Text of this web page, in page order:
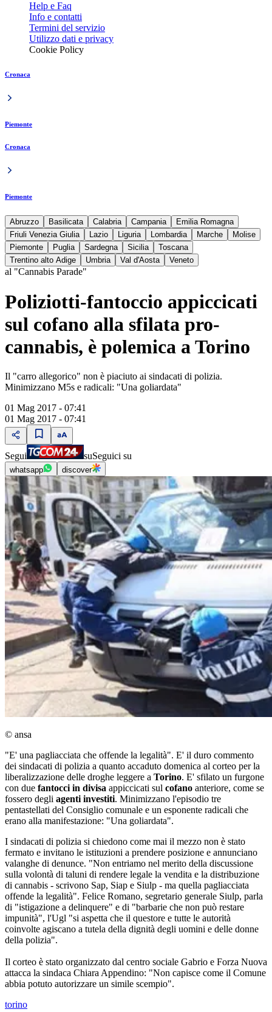
Help e Faq
Info e contatti
Termini del servizio
Utilizzo dati e privacy
Cookie Policy
Cronaca
Piemonte
Cronaca
Piemonte
Abruzzo Basilicata Calabria Campania
Emilia Romagna
Friuli Venezia Giulia
Lazio Liguria Lombardia Marche
Molise
Piemonte
Puglia Sardegna Sicilia
Toscana
Trentino alto Adige
Umbria Val d'Aosta Veneto
al "Cannabis Parade"
Poliziotti-fantoccio appiccicati
sul cofano alla sfilata pro-
cannabis, è polemica a Torino
Il "carro allegorico" non è piaciuto ai sindacati di polizia.
Minimizzano M5s e radicali: "Una goliardata"
01 Mag 2017 - 07:41
01 Mag 2017 - 07:41
Segui suSeguici su
whatsapp discover
© ansa
"E' una pagliacciata che offende la legalità". E' il duro commento
dei sindacati di polizia a quanto accaduto domenica al corteo per la
liberalizzazione delle droghe leggere a Torino. E' sfilato un furgone
con due fantocci in divisa appiccicati sul cofano anteriore, come se
fossero degli agenti investiti. Minimizzano l'episodio tre
pentastellati del Consiglio comunale e un esponente radicali che
erano alla manifestazione: "Una goliardata".
I sindacati di polizia si chiedono come mai il mezzo non è stato
fermato e invitano le istituzioni a prendere posizione e annunciano
valanghe di denunce. "Non entriamo nel merito della discussione
sulla volontà di taluni di rendere legale la vendita e la distribuzione
di cannabis - scrivono Sap, Siap e Siulp - ma quella pagliacciata
offende la legalità". Felice Romano, segretario generale Siulp, parla
di "istigazione a delinquere" e di "barbarie che non può restare
impunità", l'Ugl "si aspetta che il questore e tutte le autorità
coinvolte agiscano a tutela della dignità degli uomini e delle donne
della polizia".
Il corteo è stato organizzato dal centro sociale Gabrio e Forza Nuova
attacca la sindaca Chiara Appendino: "Non capisce come il Comune
abbia potuto autorizzare un simile scempio".
torino